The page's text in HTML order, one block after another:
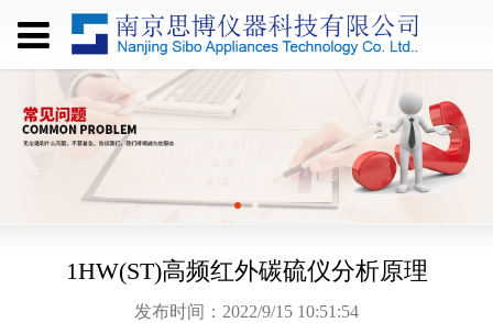
1HW(ST)高频红外碳硫仪分析原理
发布时间：2022/9/15 10:51:54